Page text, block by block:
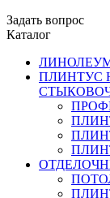
Задать вопрос
Каталог
ПЛИНТУС